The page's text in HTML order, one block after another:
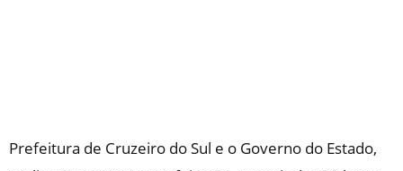
Prefeitura de Cruzeiro do Sul e o Governo do Estado,